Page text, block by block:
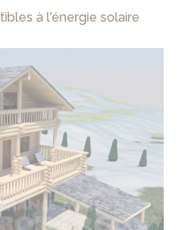
à l'énergie solaire